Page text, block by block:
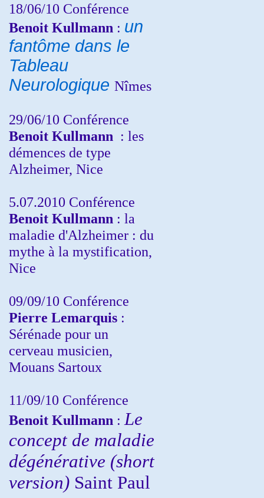
18/06/10 Conférence
Benoit Kullmann : un
fantôme dans le
Tableau
Neurologique Nîmes
29/06/10 Conférence
Benoit Kullmann : les
démences de type
Alzheimer, Nice
5.07.2010 Conférence
Benoit Kullmann : la
maladie d'Alzheimer : du
mythe à la mystification,
Nice
09/09/10 Conférence
Pierre Lemarquis :
Sérénade pour un
cerveau musicien,
Mouans Sartoux
11/09/10 Conférence
Benoit Kullmann : Le
concept de maladie
dégénérative (short
version) Saint Paul